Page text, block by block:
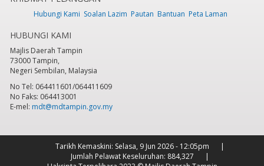
Hubungi Kami Soalan Lazim Pautan Bantuan Peta Laman
HUBUNGI KAMI
Majlis Daerah Tampin
73000 Tampin,
Negeri Sembilan, Malaysia
No Tel: 064411601/064411609
No Faks: 064413001
E-mel: mdt@mdtampin.gov.my
Tarikh Kemaskini: Selasa, 9 Jun 2026 - 12:05pm
Jumlah Pelawat Keseluruhan: 884,327